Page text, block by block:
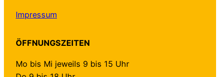
Impressum
ÖFFNUNGSZEITEN
Mo bis Mi jeweils 9 bis 15 Uhr